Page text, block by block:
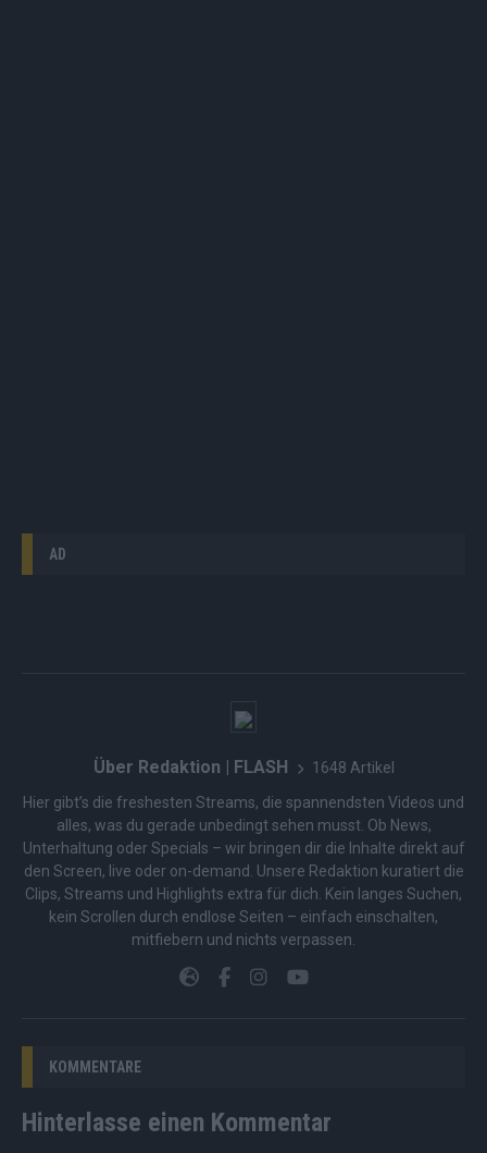
AD
Über Redaktion | FLASH 1648 Artikel
Hier gibt’s die freshesten Streams, die spannendsten Videos und
alles, was du gerade unbedingt sehen musst. Ob News,
Unterhaltung oder Specials – wir bringen dir die Inhalte direkt auf
den Screen, live oder on-demand. Unsere Redaktion kuratiert die
Clips, Streams und Highlights extra für dich. Kein langes Suchen,
kein Scrollen durch endlose Seiten – einfach einschalten,
mitfiebern und nichts verpassen.
KOMMENTARE
Hinterlasse einen Kommentar